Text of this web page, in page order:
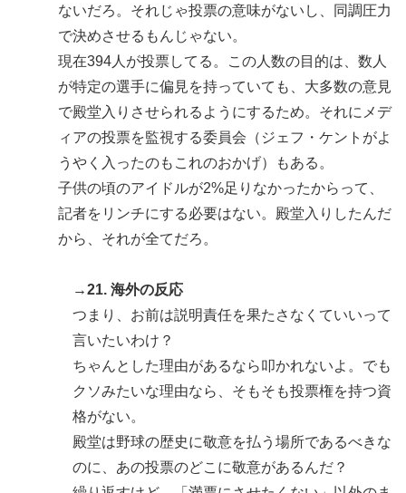
ないだろ。それじゃ投票の意味がないし、同調圧力
で決めさせるもんじゃない。
現在394人が投票してる。この人数の目的は、数人
が特定の選手に偏見を持っていても、大多数の意見
で殿堂入りさせられるようにするため。それにメデ
ィアの投票を監視する委員会（ジェフ・ケントがよ
うやく入ったのもこれのおかげ）もある。
子供の頃のアイドルが2%足りなかったからって、
記者をリンチにする必要はない。殿堂入りしたんだ
から、それが全てだろ。
→21. 海外の反応
つまり、お前は説明責任を果たさなくていいって
言いたいわけ？
ちゃんとした理由があるなら叩かれないよ。でも
クソみたいな理由なら、そもそも投票権を持つ資
格がない。
殿堂は野球の歴史に敬意を払う場所であるべきな
のに、あの投票のどこに敬意があるんだ？